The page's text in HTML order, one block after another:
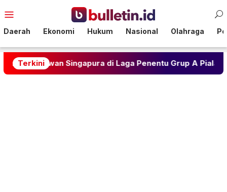
ke
Mobile
Daerah Ekonomi Hukum Nasional Olahraga
Terkini
Singapura di Laga Penentu Grup A Piala AFF 2026